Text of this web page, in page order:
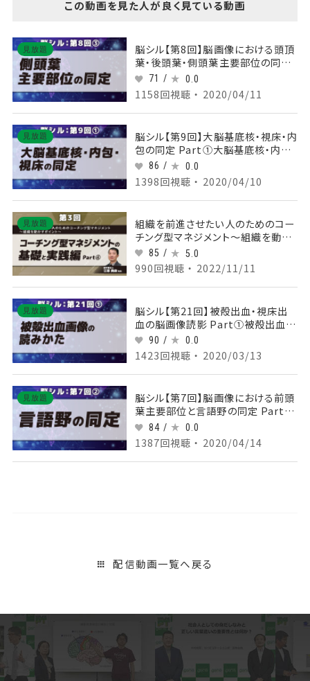
この動画を見た人が良く見ている動画
見放題
脳シル【第8回】脳画像における頭頂
葉・後頭葉・側頭葉主要部位の同定
Part③側頭葉主要部位の同定
71 / 0.0
1158回視聴 ・ 2020/04/11
見放題
脳シル【第9回】大脳基底核・視床・内
包の同定 Part①大脳基底核・内包・
視床の同定
86 / 0.0
1398回視聴 ・ 2020/04/10
見放題
組織を前進させたい人のためのコー
チング型マネジメント〜組織を動か
すポイント～ 【第3回】コーチング型
マネジメントの基礎と実践編
Part④
85 / 5.0
990回視聴 ・ 2022/11/11
見放題
脳シル【第21回】被殻出血・視床出
血の脳画像読影 Part①被殻出血画
像の読みかた
90 / 0.0
1423回視聴 ・ 2020/03/13
見放題
脳シル【第7回】脳画像における前頭
葉主要部位と言語野の同定 Part②
言語野の同定
84 / 0.0
1387回視聴 ・ 2020/04/14
配信動画一覧へ戻る